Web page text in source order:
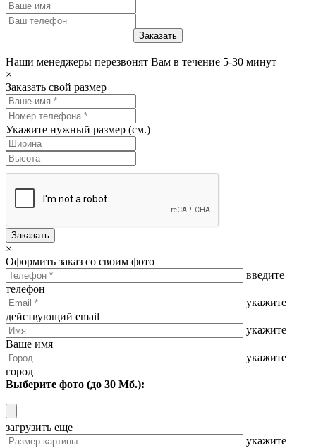
Наши менеджеры перезвонят Вам в течение 5-30 минут
×
Заказать свой размер
Укажите нужный размер (см.)
Заказать
×
Оформить заказ со своим фото
введите
телефон
укажите
действующий email
укажите
Ваше имя
укажите
город
Выберите фото (до 30 Мб.):
загрузить еще
укажите